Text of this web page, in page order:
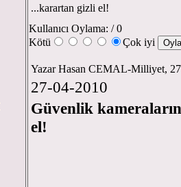
...karartan gizli el!
Kullanıcı Oylama: / 0
Kötü
Çok iyi
Yazar Hasan CEMAL-Milliyet,
27-04-2010
Güvenlik